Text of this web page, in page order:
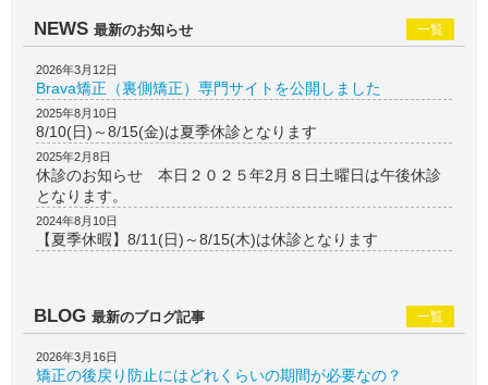
NEWS 最新のお知らせ 一覧
2026年3月12日
Brava矯正（裏側矯正）専門サイトを公開しました
2025年8月10日
8/10(日)～8/15(金)は夏季休診となります
2025年2月8日
休診のお知らせ 本日２０２５年2月８日土曜日は午後休診
となります。
2024年8月10日
【夏季休暇】8/11(日)～8/15(木)は休診となります
BLOG 最新のブログ記事 一覧
2026年3月16日
矯正の後戻り防止にはどれくらいの期間が必要なの？